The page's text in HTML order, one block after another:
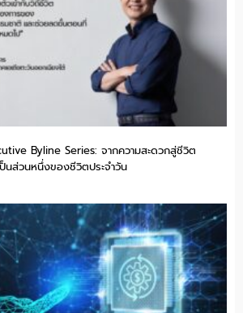
Byline Series: จากความสะดวกสู่ชีวิต
นส่วนหนึ่งของชีวิตประจำวัน